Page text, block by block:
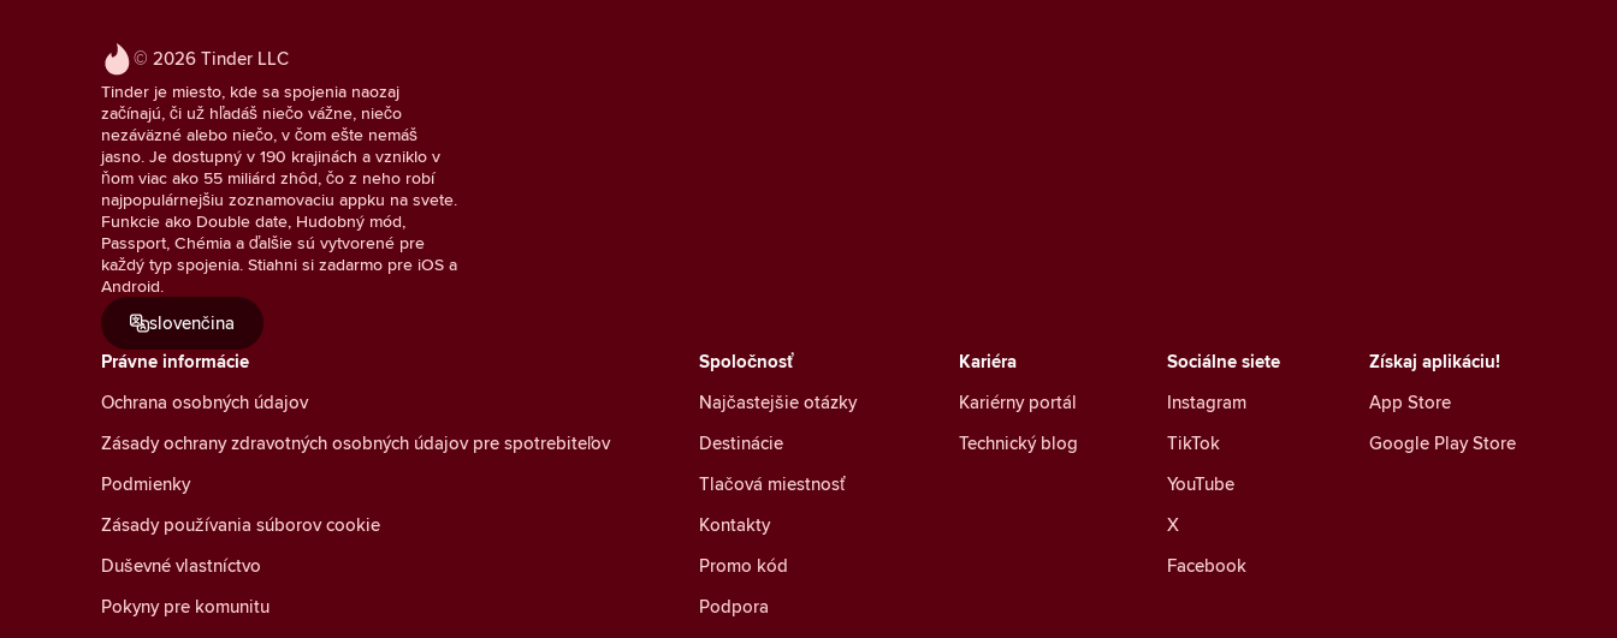
© 2026 Tinder LLC
Tinder je miesto, kde sa spojenia naozaj
začínajú, či už hľadáš niečo vážne, niečo
nezáväzné alebo niečo, v čom ešte nemáš
jasno. Je dostupný v 190 krajinách a vzniklo v
ňom viac ako 55 miliárd zhôd, čo z neho robí
najpopulárnejšiu zoznamovaciu appku na svete.
Funkcie ako Double date, Hudobný mód,
Passport, Chémia a ďalšie sú vytvorené pre
každý typ spojenia. Stiahni si zadarmo pre iOS a
Android.
slovenčina
Sociálne siete
Instagram
TikTok
YouTube
X
Facebook
Právne informácie
Ochrana osobných údajov
Zásady ochrany zdravotných osobných údajov pre spotrebiteľov
Podmienky
Zásady používania súborov cookie
Duševné vlastníctvo
Pokyny pre komunitu
Kariéra
Kariérny portál
Technický blog
Spoločnosť
Najčastejšie otázky
Destinácie
Tlačová miestnosť
Kontakty
Promo kód
Podpora
Získaj aplikáciu!
App Store
Google Play Store